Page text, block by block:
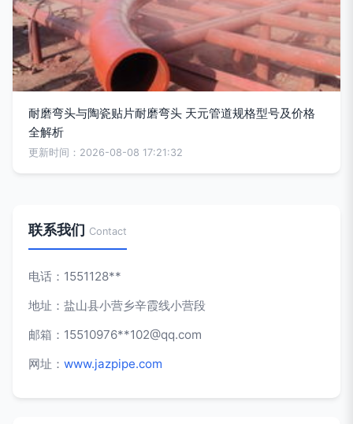
耐磨弯头与陶瓷贴片耐磨弯头 天元管道规格型号及价格
全解析
更新时间：2026-08-08 17:21:32
联系我们 Contact
电话：1551128**
地址：盐山县小营乡辛霞线小营段
邮箱：15510976**102@qq.com
网址： www.jazpipe.com